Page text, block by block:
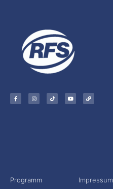
Programm
Impressum